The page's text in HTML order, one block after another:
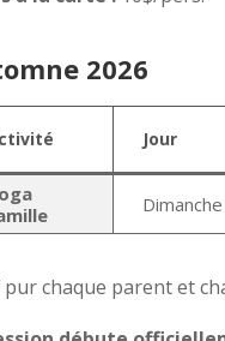
2026
Jour
Dimanche
chaque parent et